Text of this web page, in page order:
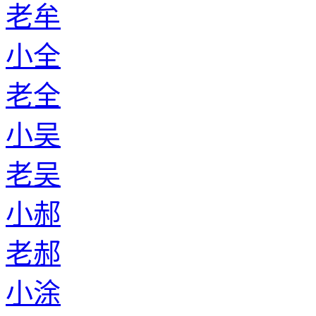
老牟
小全
老全
小吴
老吴
小郝
老郝
小涂